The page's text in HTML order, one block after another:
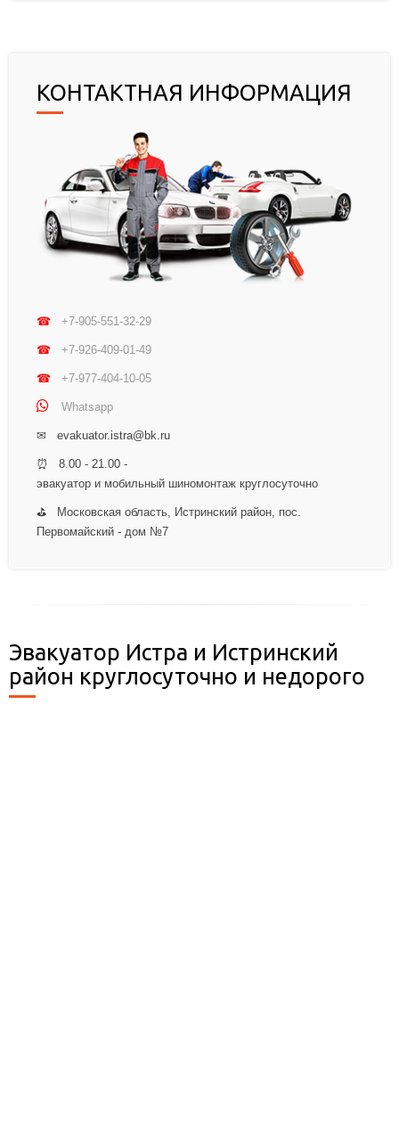
КОНТАКТНАЯ ИНФОРМАЦИЯ
☎ +7-905-551-32-29
☎ +7-926-409-01-49
☎ +7-977-404-10-05
Whatsapp
✉ evakuator.istra@bk.ru
⏰ 8.00 - 21.00 -
эвакуатор и мобильный шиномонтаж круглосуточно
⛳ Московская область, Истринский район, пос.
Первомайский - дом №7
Эвакуатор Истра и Истринский
район круглосуточно и недорого